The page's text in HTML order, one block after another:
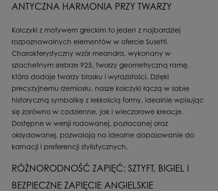
ANTYCZNA HARMONIA PRZY TWARZY
Kolczyki z motywem greckim to jeden z najbardziej
rozpoznawalnych elementów w ofercie Susetti.
Charakterystyczny wzór meandra, wykonany w
szlachetnym srebrze 925, tworzy geometryczną ramę,
która dodaje twarzy blasku i wyrazistości. Dzięki
precyzyjnemu rzemiosłu, nasze kolczyki łączą w sobie
historyczną symbolikę z lekkością formy, idealnie wpisując
się zarówno w codzienne, jak i wieczorowe kreacje.
Dostępne w wersji rodowanej, pozłacanej oraz
oksydowanej, pozwalają na idealne dopasowanie do
karnacji i preferencji stylistycznych.
RÓŻNORODNOŚĆ ZAPIĘĆ: SZTYFT, BIGIEL I
BEZPIECZNE ZAPIĘCIE ANGIELSKIE